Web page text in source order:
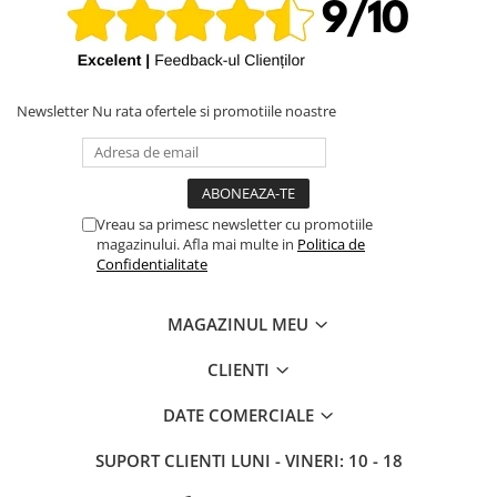
iPhone X
iPhone 8 Plus
iPhone 7 Plus
iPhone 6s Plus
iPhone SE 2022 3rd
Newsletter Nu rata ofertele si promotiile noastre
Vreau sa primesc newsletter cu promotiile
magazinului. Afla mai multe in Politica de
Confidentialitate
MAGAZINUL MEU
CLIENTI
DATE COMERCIALE
SUPORT CLIENTI LUNI - VINERI: 10 - 18